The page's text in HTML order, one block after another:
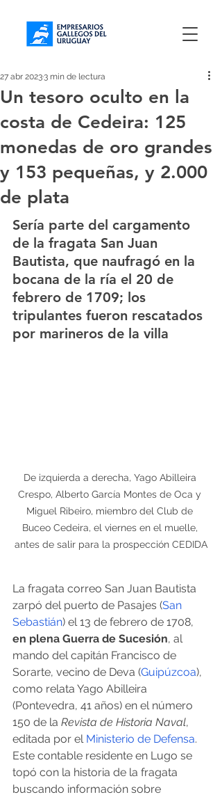
Un tesoro oculto en la
costa de Cedeira: 125
monedas de oro grandes
y 153 pequeñas, y 2.000
de plata
27 abr 20233 min de lectura
Sería parte del cargamento
de la fragata San Juan
Bautista, que naufragó en la
bocana de la ría el 20 de
febrero de 1709; los
tripulantes fueron rescatados
por marineros de la villa
De izquierda a derecha, Yago Abilleira
Crespo, Alberto García Montes de Oca y
Miguel Ribeiro, miembro del Club de
Buceo Cedeira, el viernes en el muelle,
antes de salir para la prospección CEDIDA
La fragata correo San Juan Bautista
zarpó del puerto de Pasajes (San
Sebastián) el 13 de febrero de 1708,
en plena Guerra de Sucesión, al
mando del capitán Francisco de
Sorarte, vecino de Deva (Guipúzcoa),
como relata Yago Abilleira
(Pontevedra, 41 años) en el número
150 de la Revista de Historia Naval,
editada por el Ministerio de Defensa.
Este contable residente en Lugo se
topó con la historia de la fragata
buscando información sobre